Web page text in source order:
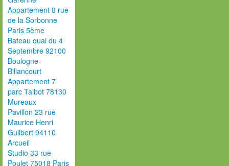
Appartement 8 rue
de la Sorbonne
Paris 5ème
Bateau quai du 4
Septembre 92100
Boulogne-
Billancourt
Appartement 7
parc Talbot 78130
Mureaux
Pavillon 23 rue
Maurice Henri
Guilbert 94110
Arcueil
Studio 33 rue
Poulet 75018 Paris